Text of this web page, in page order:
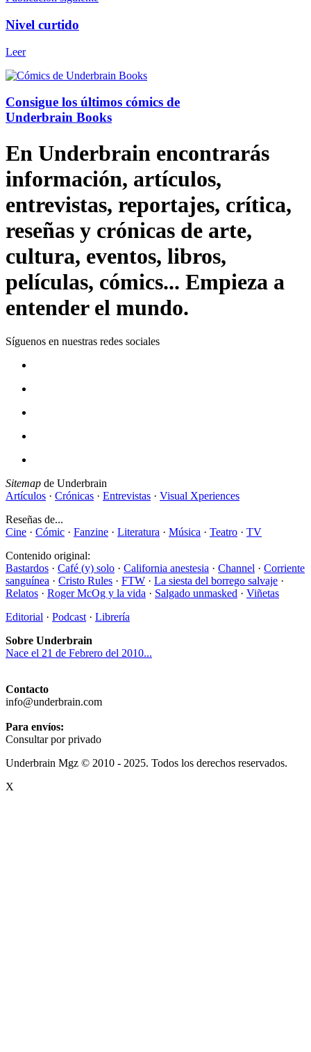
Nivel curtido
Leer
Consigue los últimos cómics de
Underbrain Books
En Underbrain encontrarás
información, artículos,
entrevistas, reportajes, crítica,
reseñas y crónicas de arte,
cultura, eventos, libros,
películas, cómics... Empieza a
entender el mundo.
Síguenos en nuestras redes sociales
Sitemap de Underbrain
Artículos · Crónicas · Entrevistas · Visual Xperiences
Reseñas de...
Cine · Cómic · Fanzine · Literatura · Música · Teatro · TV
Contenido original:
Bastardos · Café (y) solo · California anestesia · Channel · Corriente
sanguínea · Cristo Rules · FTW · La siesta del borrego salvaje ·
Relatos · Roger McOg y la vida · Salgado unmasked · Viñetas
Editorial · Podcast · Librería
Sobre Underbrain
Nace el 21 de Febrero del 2010...
Contacto
info@underbrain.com
Para envíos:
Consultar por privado
Underbrain Mgz © 2010 - 2025. Todos los derechos reservados.
X